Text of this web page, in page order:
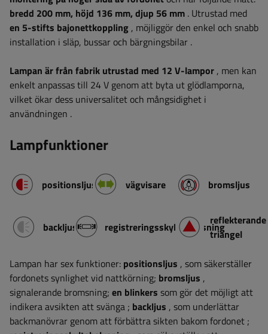
bredd 200 mm, höjd 136 mm, djup 56 mm . Utrustad med
en 5-stifts bajonettkoppling , möjliggör den enkel och snabb
installation i släp, bussar och bärgningsbilar .
Lampan är från fabrik utrustad med 12 V-lampor , men kan
enkelt anpassas till 24 V genom att byta ut glödlamporna,
vilket ökar dess universalitet och mångsidighet i
användningen .
Lampfunktioner
positionsljus vägvisare bromsljus
backljus registreringsskyltsbelysningreflekterande
triangel
Lampan har sex funktioner: positionsljus , som säkerställer
fordonets synlighet vid nattkörning; bromsljus ,
signalerande bromsning; en blinkers som gör det möjligt att
indikera avsikten att svänga ; backljus , som underlättar
backmanövrar genom att förbättra sikten bakom fordonet ;